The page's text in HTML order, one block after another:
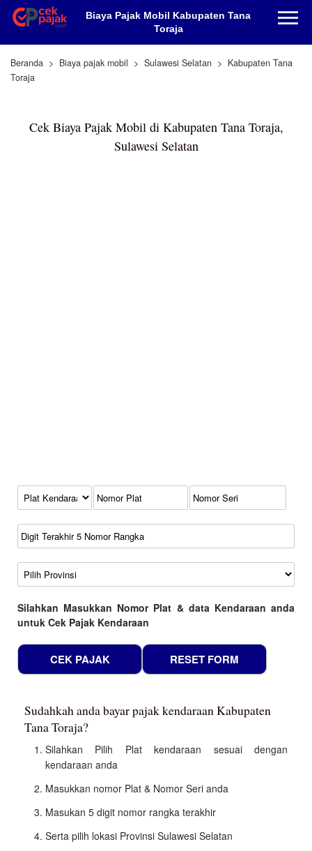
Biaya Pajak Mobil Kabupaten Tana
Toraja
Beranda Biaya pajak mobil Sulawesi Selatan
Kabupaten Tana
Toraja
Cek Biaya Pajak Mobil di Kabupaten Tana Toraja,
Sulawesi Selatan
Kode Plat Kendaraan
No Plat
No Seri
No Rangka
Wilayah
Silahkan Masukkan Nomor Plat & data Kendaraan anda
untuk Cek Pajak Kendaraan
Sudahkah anda bayar pajak kendaraan Kabupaten
Tana Toraja?
Silahkan Pilih Plat kendaraan sesuai dengan
kendaraan anda
Masukkan nomor Plat & Nomor Seri anda
Masukan 5 digit nomor rangka terakhir
Serta pilih lokasi Provinsi Sulawesi Selatan